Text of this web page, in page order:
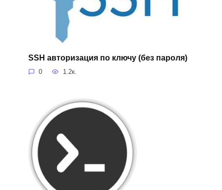
SSH авторизация по ключу (без пароля)
0 1.2к.